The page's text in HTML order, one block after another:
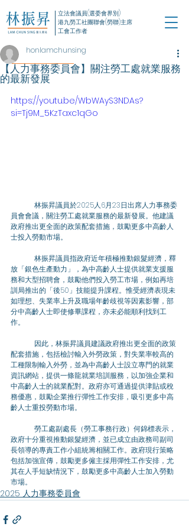
立法會議員(選委會界別)
港九勞工社團聯會(勞聯)主席
工會工作者
【人力事務委員會】關注勞工處就業服務
的最新發展
honlamchunsing
https://youtu.be/WbWAyS3NDAs?
si=Tj9M_5KzTaxc1qGo
員會會議，關注勞工處就業服務的最新發展。他建議
政府推出更全面的政策配套措施，鼓勵更多中高齡人
士投入勞動市場。
放「銀色生產動力」，為中高齡人士提供就業支援服
務和大型招聘會，鼓勵他們投入勞工市場，例如再培
訓局推出的「後50」技能提升課程。惟受經濟表現未
如理想、失業率上升及職場年齡歧視等因素影響，部
分中高齡人士即使修畢課程，亦未必能順利找到工
作。
配套措施，包括檢討輸入外勞政策，對失業率較高的
工種限制輸入外勞，並為中高齡人士設立專門的就業
資訊網站，提供一條龍就業培訓服務，以加強企業和
中高齡人士的就業配對。政府亦可通過提供津貼或稅
務優惠，鼓勵企業推行彈性工作安排，吸引更多中高
齡人士重投勞動市場。
政府十分重視推動銀髮經濟，並已成立由政務司副司
長領導的專責工作小組統籌相關工作。政府現行策略
包括加強宣傳，鼓勵更多僱主採用彈性工作安排，尤
其在人手短缺情況下，鼓勵更多中高齡人士加入勞動
市場。
2025 人力事務委員會